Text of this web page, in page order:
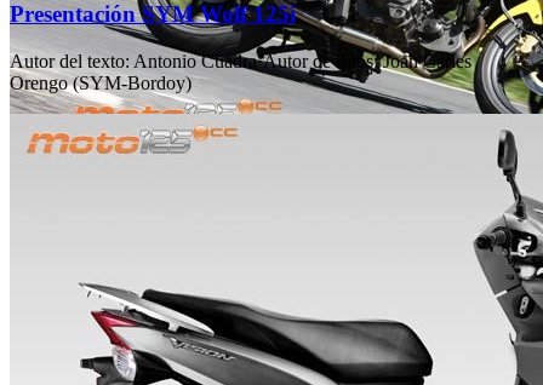
Presentación SYM Wolf 125i
Autor del texto: Antonio Cuadra·Autor de fotos: Joan Carles
Orengo (SYM-Bordoy)